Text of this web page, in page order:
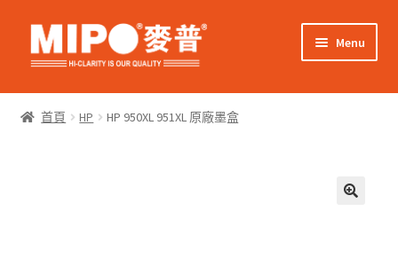
Skip
to
Skip
to
Menu
網上購物
Expand
child
首頁 HP HP 950XL 951XL 原廠墨盒